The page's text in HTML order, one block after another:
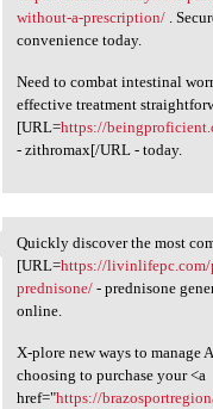
without-a-prescription/.
convenience today.
Need to combat intestinal
effective treatment
[URL=https://
- zithromax[/URL - today.
Quickly discover the
Quickly discover the most
[URL=https://livinlifepc.com/
prednisone/- prednisone
online.
X-plore new ways to manage
choosing to purchase your <a
href="https://